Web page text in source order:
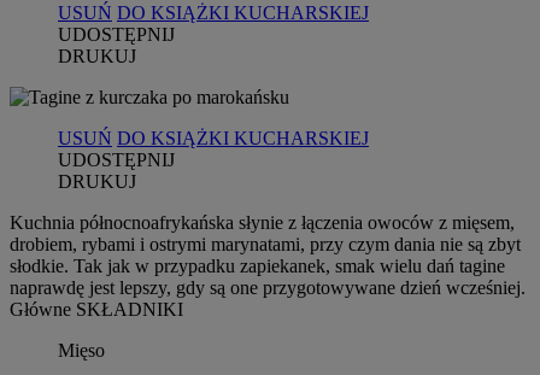
USUŃ DO KSIĄŻKI KUCHARSKIEJ
UDOSTĘPNIJ
DRUKUJ
USUŃ DO KSIĄŻKI KUCHARSKIEJ
UDOSTĘPNIJ
DRUKUJ
Kuchnia północnoafrykańska słynie z łączenia owoców z mięsem,
drobiem, rybami i ostrymi marynatami, przy czym dania nie są zbyt
słodkie. Tak jak w przypadku zapiekanek, smak wielu dań tagine
naprawdę jest lepszy, gdy są one przygotowywane dzień wcześniej.
Główne SKŁADNIKI
Mięso